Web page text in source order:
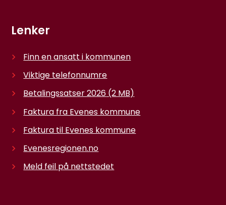
Lenker
Finn en ansatt i kommunen
Viktige telefonnumre
Betalingssatser 2026 (2 MB)
Faktura fra Evenes kommune
Faktura til Evenes kommune
Evenesregionen.no
Meld feil på nettstedet